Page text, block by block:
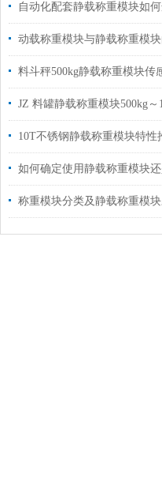
自动化配套静载称重模块如
10T不锈钢静载称重模块特性
称重模块分类及静载称重模块